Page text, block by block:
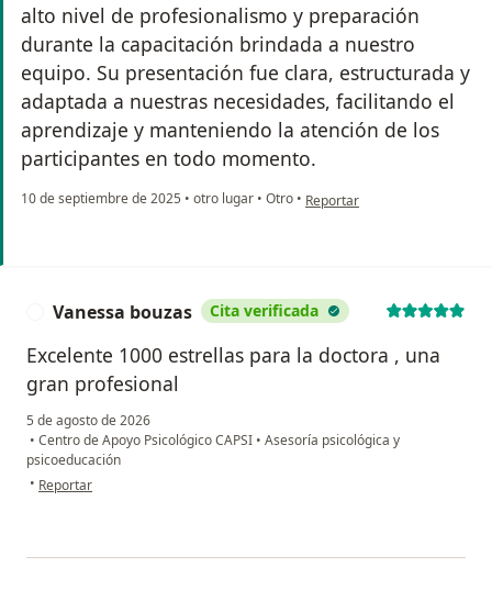
alto nivel de profesionalismo y preparación
durante la capacitación brindada a nuestro
equipo. Su presentación fue clara, estructurada y
adaptada a nuestras necesidades, facilitando el
aprendizaje y manteniendo la atención de los
participantes en todo momento.
10 de septiembre de 2025 • otro lugar • Otro • en opinión del usuario
Reportar
Vanessa bouzas Cita verificada
Excelente 1000 estrellas para la doctora , una
gran profesional
5 de agosto de 2026
• Centro de Apoyo Psicológico CAPSI • Asesoría psicológica y
psicoeducación
• en opinión del usuario Vanessa bouzas
Reportar